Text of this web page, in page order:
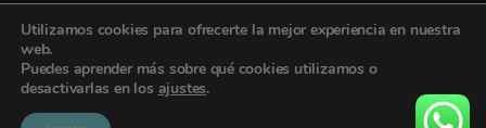
Términos y Condiciones
Política de Privacidad
Registro General Sanitario Nº 26.024094/GR
Utilizamos cookies para ofrecerte la mejor experiencia en nuestra
web.
Puedes aprender más sobre qué cookies utilizamos o
desactivarlas en los ajustes.